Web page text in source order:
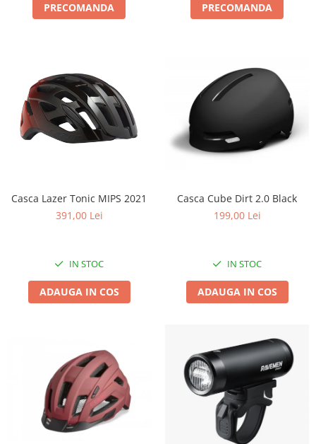
PRECOMANDA PRECOMANDA
Casca Lazer Tonic MIPS 2021
391,00 Lei
IN STOC
ADAUGA IN COS
Casca Cube Dirt 2.0 Black
199,00 Lei
IN STOC
ADAUGA IN COS